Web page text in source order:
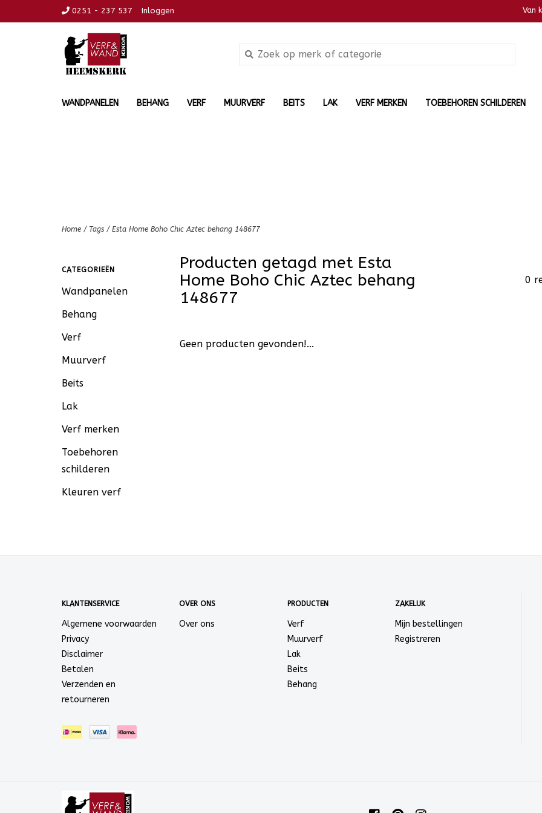
0251 - 237 537 Inloggen Van
WANDPANELEN BEHANG VERF MUURVERF BEITS LAK VERF MERKEN TOEBEHOREN SCHILDEREN
Home / Tags / Esta Home Boho Chic Aztec behang 148677
CATEGORIEËN
Wandpanelen
Behang
Verf
Muurverf
Beits
Lak
Verf merken
Toebehoren
schilderen
Kleuren verf
Producten getagd met Esta
Home Boho Chic Aztec behang
148677
0
Geen producten gevonden!...
KLANTENSERVICE
Algemene voorwaarden
Privacy
Disclaimer
Betalen
Verzenden en
retourneren
OVER ONS
Over ons
PRODUCTEN
Verf
Muurverf
Lak
Beits
Behang
ZAKELIJK
Mijn bestellingen
Registreren